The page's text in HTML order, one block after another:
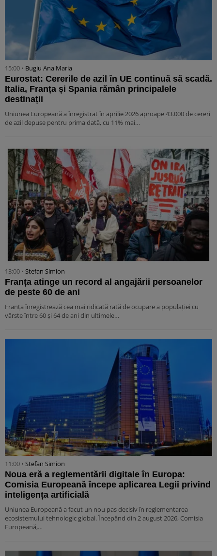
15:00 • Bugiu ⁠Ana Maria
Eurostat: Cererile de azil în UE continuă să scadă.
Italia, Franța și Spania rămân principalele
destinații
Uniunea Europeană a înregistrat în aprilie 2026 aproape 43.000 de cereri
de azil depuse pentru prima dată, cu 11% mai…
13:00 • Stefan Simion
Franța atinge un record al angajării persoanelor
de peste 60 de ani
Franța înregistrează cea mai ridicată rată de ocupare a populației cu
vârste între 60 și 64 de ani din ultimele…
11:00 • Stefan Simion
Noua eră a reglementării digitale în Europa:
Comisia Europeană începe aplicarea Legii privind
inteligența artificială
Uniunea Europeană a facut un nou pas decisiv în reglementarea
ecosistemului tehnologic global. Începând din 2 august 2026, Comisia
Europeană,…